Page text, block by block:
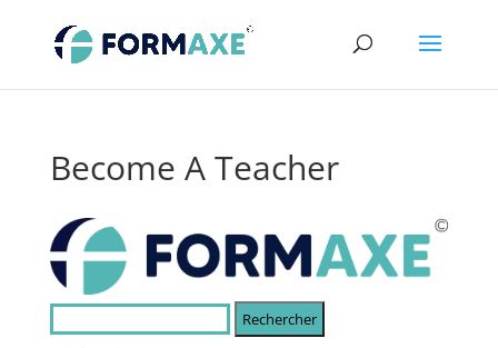
Become A Teacher
Rechercher :